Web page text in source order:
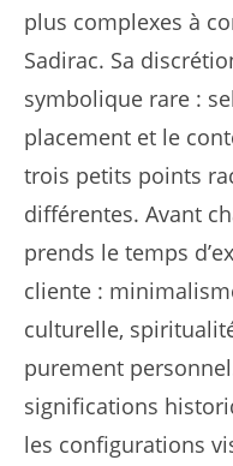
plus complexes à
Sadirac. Sa
symbolique rare :
placement et le
trois petits points
différentes. Avant
prends le temps
cliente :
culturelle,
purement
significations
les configurations